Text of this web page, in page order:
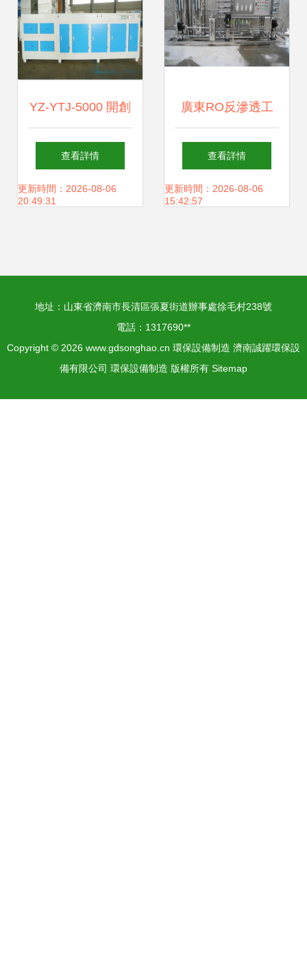
YZ-YTJ-5000 開創
智能化銷售管理新
紀元
查看詳情
更新時間：2026-08-06
20:49:31
廣東RO反滲透工
業純水機 大型商用
環保設備的優質選
查看詳情
更新時間：2026-08-06
15:42:57
地址：山東省濟南市長清區張夏街道辦事處徐毛村238號
電話：1317690**
Copyright © 2026 www.gdsonghao.cn 環保設備制造 濟南誠躍環保設
備有限公司 環保設備制造 版權所有 Sitemap